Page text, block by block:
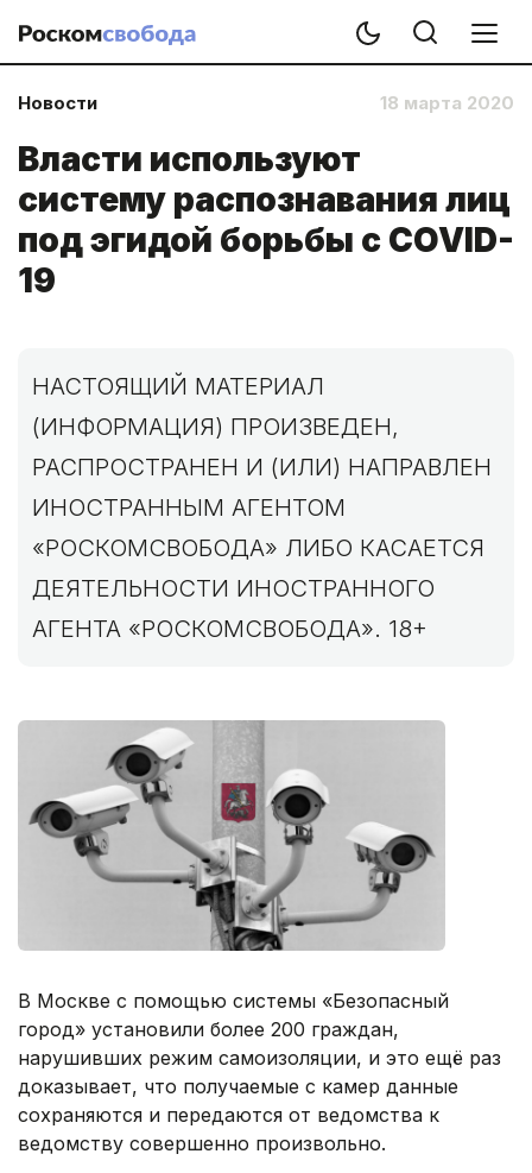
Новости 18 марта 2020
Власти используют
систему распознавания лиц
под эгидой борьбы с COVID-
19
НАСТОЯЩИЙ МАТЕРИАЛ
(ИНФОРМАЦИЯ) ПРОИЗВЕДЕН,
РАСПРОСТРАНЕН И (ИЛИ) НАПРАВЛЕН
ИНОСТРАННЫМ АГЕНТОМ
«РОСКОМСВОБОДА» ЛИБО КАСАЕТСЯ
ДЕЯТЕЛЬНОСТИ ИНОСТРАННОГО
АГЕНТА «РОСКОМСВОБОДА». 18+
В Москве с помощью системы «Безопасный
город» установили более 200 граждан,
нарушивших режим самоизоляции, и это ещё раз
доказывает, что получаемые с камер данные
сохраняются и передаются от ведомства к
ведомству совершенно произвольно.